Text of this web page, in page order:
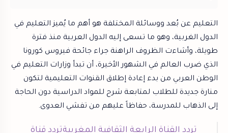
التعليم عن بُعد ووسائلة المختلفة هو أهم ما يُميز التعليم في
الدول الغربية، وهو ما تسعى إليه الدول العربية منذ فترة
طويلة، وأشاءت الظروف الراهنة جراء جائحة فيروس كورونا
الذي ضرب العالم في الشهور الأخيرة، أن تبدأ وزارات التعليم في
الوطن العربي من بدء إعادة إطلاق القنوات التعليمية لتكون
منارة جديدة للطلاب لمتابعة شرح للمواد الدراسية دون الحاجة
إلى الذهاب للمدرسة، حفاظاً عليهم من تفشي العدوى.
تردد القناة الرابعة الثقافية المغربيةتردد قناة